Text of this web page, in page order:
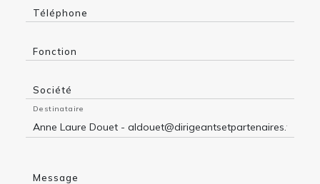
Téléphone
Fonction
Société
Destinataire
Message